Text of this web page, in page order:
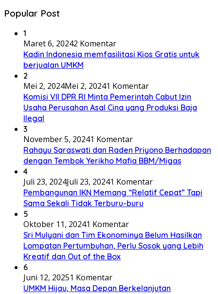
Popular Post
1
Maret 6, 20242 Komentar
Kadin Indonesia memfasilitasi Kios Gratis untuk
berjualan UMKM
2
Mei 2, 2024Mei 2, 20241 Komentar
Komisi VII DPR RI Minta Pemerintah Cabut Izin
Usaha Perusahan Asal Cina yang Produksi Baja
Ilegal
3
November 5, 20241 Komentar
Rahayu Saraswati dan Raden Priyono Berhadapan
dengan Tembok Yerikho Mafia BBM/Migas
4
Juli 23, 2024Juli 23, 20241 Komentar
Pembangunan IKN Memang “Relatif Cepat” Tapi
Sama Sekali Tidak Terburu-buru
5
Oktober 11, 20241 Komentar
Sri Mulyani dan Tim Ekonominya Belum Hasilkan
Lompatan Pertumbuhan, Perlu Sosok yang Lebih
Kreatif dan Out of the Box
6
Juni 12, 20251 Komentar
UMKM Hijau, Masa Depan Berkelanjutan